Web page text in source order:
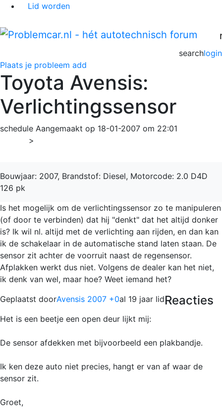
Lid worden
login
search
Plaats je probleem add
Toyota Avensis:
Verlichtingssensor
schedule Aangemaakt op 18-01-2007 om 22:01
>
Bouwjaar: 2007, Brandstof: Diesel, Motorcode: 2.0 D4D
126 pk
Is het mogelijk om de verlichtingssensor zo te manipuleren
(of door te verbinden) dat hij "denkt" dat het altijd donker
is? Ik wil nl. altijd met de verlichting aan rijden, en dan kan
ik de schakelaar in de automatische stand laten staan. De
sensor zit achter de voorruit naast de regensensor.
Afplakken werkt dus niet. Volgens de dealer kan het niet,
ik denk van wel, maar hoe? Weet iemand het?
Geplaatst doorAvensis 2007 +0al 19 jaar lidReacties
Het is een beetje een open deur lijkt mij:
De sensor afdekken met bijvoorbeeld een plakbandje.
Ik ken deze auto niet precies, hangt er van af waar de
sensor zit.
Groet,